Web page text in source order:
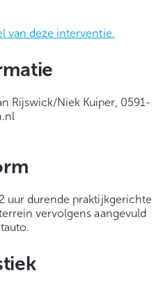
van deze interventie.
Rijswick/Niek Kuiper, 0591-
uur durende praktijkgerichte
vervolgens aangevuld